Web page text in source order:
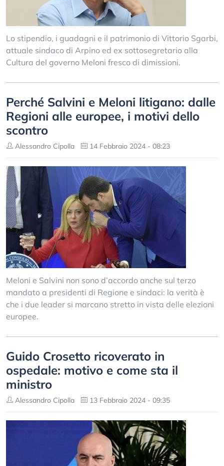
Lo stipendio, i guadagni e il patrimonio di Vittorio Sgarbi,
attuale sindaco di Arpino ed ex sottosegretario alla
Cultura del governo Meloni fresco di dimissioni.
Perché Salvini e Meloni litigano: dalle
Regioni alle europee, i motivi dello
scontro
Alessandro Cipolla 14 Febbraio 2024 - 08:23
Meloni e Salvini non sono d’accordo anche sul terzo
mandato a presidenti di Regione e sindaci: la verità è
che i due leader si marcano stretto in vista delle elezioni
europee.
Guido Crosetto ricoverato in
ospedale: motivo e come sta il
ministro
Alessandro Cipolla 13 Febbraio 2024 - 09:35